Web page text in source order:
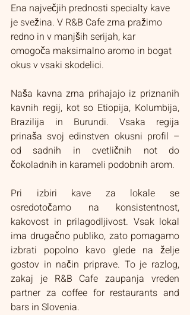
Ena največjih prednosti specialty kave
je svežina. V R&B Cafe zrna pražimo
redno in v manjših serijah, kar
omogoča maksimalno aromo in bogat
okus v vsaki skodelici.
Naša kavna zrna prihajajo iz priznanih
kavnih regij, kot so Etiopija, Kolumbija,
Brazilija in Burundi. Vsaka regija
prinaša svoj edinstven okusni profil –
od sadnih in cvetličnih not do
čokoladnih in karameli podobnih arom.
Pri izbiri kave za lokale se
osredotočamo na konsistentnost,
kakovost in prilagodljivost. Vsak lokal
ima drugačno publiko, zato pomagamo
izbrati popolno kavo glede na želje
gostov in način priprave. To je razlog,
zakaj je R&B Cafe zaupanja vreden
partner za coffee for restaurants and
bars in Slovenia.